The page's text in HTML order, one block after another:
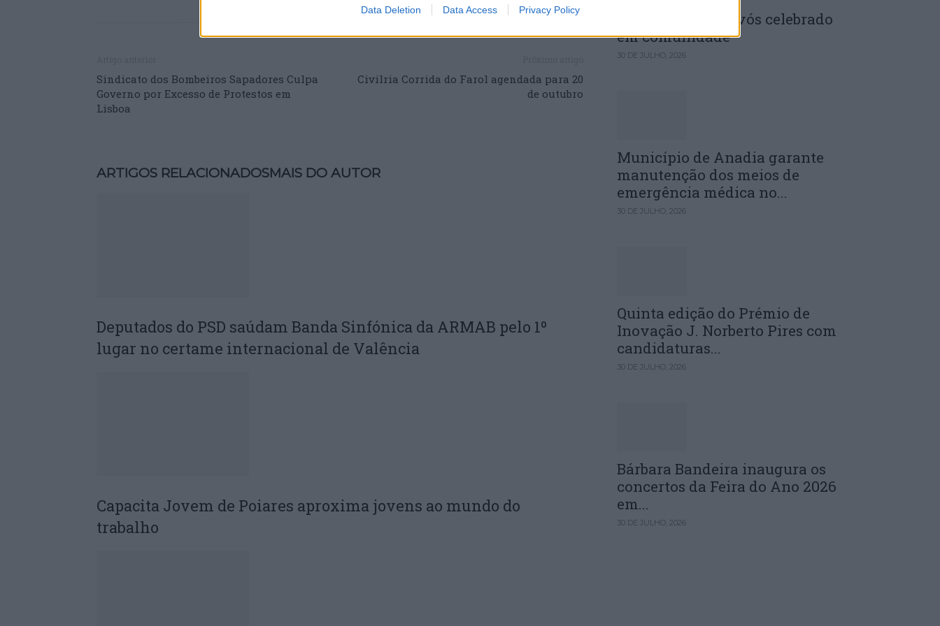
Data Deletion Data Access Privacy Policy
Sindicato dos Bombeiros Sapadores Culpa
Governo por Excesso de Protestos em
Lisboa
Civilria Corrida do Farol agendada para 20
de outubro
ARTIGOS RELACIONADOSMAIS DO AUTOR
Deputados do PSD saúdam Banda Sinfónica da ARMAB pelo 1º
lugar no certame internacional de Valência
Capacita Jovem de Poiares aproxima jovens ao mundo do
trabalho
Penela: Dia dos Avós celebrado
em comunidade
30 DE JULHO, 2026
Município de Anadia garante
manutenção dos meios de
emergência médica no...
30 DE JULHO, 2026
Quinta edição do Prémio de
Inovação J. Norberto Pires com
candidaturas...
30 DE JULHO, 2026
Bárbara Bandeira inaugura os
concertos da Feira do Ano 2026
em...
30 DE JULHO, 2026